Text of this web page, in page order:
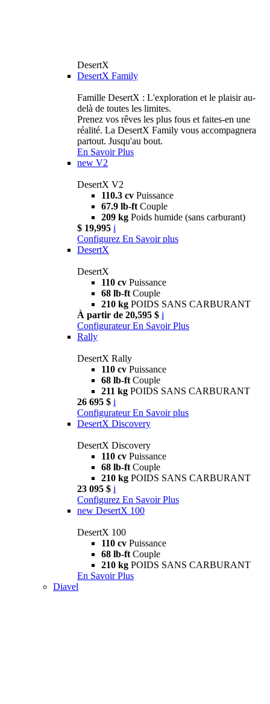
DesertX
DesertX Family
Famille DesertX : L'exploration et le plaisir au-
delà de toutes les limites.
Prenez vos rêves les plus fous et faites-en une
réalité. La DesertX Family vous accompagnera
partout. Jusqu'au bout.
En Savoir Plus
new V2
DesertX V2
110.3 cv Puissance
67.9 lb-ft Couple
209 kg Poids humide (sans carburant)
$ 19,995 i
Configurez En Savoir plus
DesertX
DesertX
110 cv Puissance
68 lb-ft Couple
210 kg POIDS SANS CARBURANT
À partir de 20,595 $ i
Configurateur En Savoir Plus
Rally
DesertX Rally
110 cv Puissance
68 lb-ft Couple
211 kg POIDS SANS CARBURANT
26 695 $ i
Configurateur En Savoir plus
DesertX Discovery
DesertX Discovery
110 cv Puissance
68 lb-ft Couple
210 kg POIDS SANS CARBURANT
23 095 $ i
Configurez En Savoir Plus
new DesertX 100
DesertX 100
110 cv Puissance
68 lb-ft Couple
210 kg POIDS SANS CARBURANT
En Savoir Plus
Diavel